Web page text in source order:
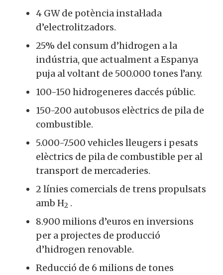
4 GW de potència instal·lada
d’electrolitzadors.
25% del consum d’hidrogen a la
indústria, que actualment a Espanya
puja al voltant de 500.000 tones l’any.
100-150 hidrogeneres daccés públic.
150-200 autobusos elèctrics de pila de
combustible.
5.000-7.500 vehicles lleugers i pesats
elèctrics de pila de combustible per al
transport de mercaderies.
2 línies comercials de trens propulsats
amb H2 .
8.900 milions d’euros en inversions
per a projectes de producció
d’hidrogen renovable.
Reducció de 6 milions de tones